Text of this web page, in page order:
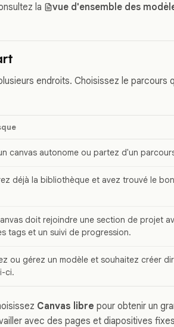
la vue d'ensemble des
endroits. Choisissez le parcours
canvas autonome ou partez d'un
déjà la bibliothèque et avez trouvé le
doit rejoindre une section de projet
tags et un suivi de progression.
ou gérez un modèle et souhaitez créer
ci.
Canvas libre pour obtenir un
avec des pages et diapositives